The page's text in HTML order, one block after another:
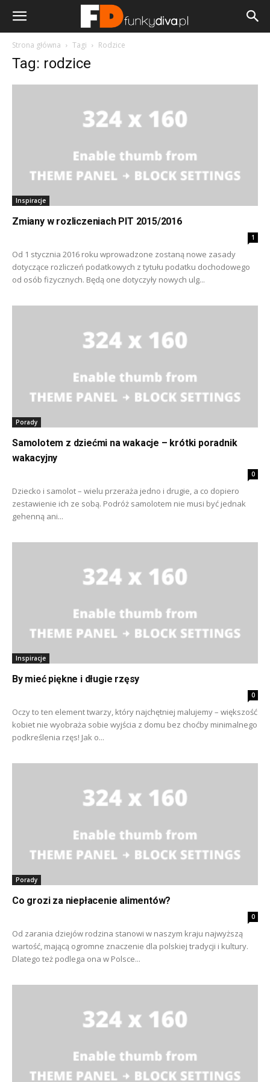
Strona główna Tagi Rodzice
Tag: rodzice
Inspiracje
Zmiany w rozliczeniach PIT 2015/2016
1
Od 1 stycznia 2016 roku wprowadzone zostaną nowe zasady
dotyczące rozliczeń podatkowych z tytułu podatku dochodowego
od osób fizycznych. Będą one dotyczyły nowych ulg...
Porady
Samolotem z dziećmi na wakacje – krótki poradnik
wakacyjny
0
Dziecko i samolot – wielu przeraża jedno i drugie, a co dopiero
zestawienie ich ze sobą. Podróż samolotem nie musi być jednak
gehenną ani...
Inspiracje
By mieć piękne i długie rzęsy
0
Oczy to ten element twarzy, który najchętniej malujemy – większość
kobiet nie wyobraża sobie wyjścia z domu bez choćby minimalnego
podkreślenia rzęs! Jak o...
Porady
Co grozi za niepłacenie alimentów?
0
Od zarania dziejów rodzina stanowi w naszym kraju najwyższą
wartość, mającą ogromne znaczenie dla polskiej tradycji i kultury.
Dlatego też podlega ona w Polsce...